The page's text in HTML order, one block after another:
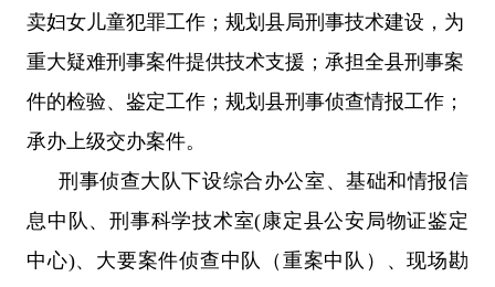
卖妇女儿童犯罪工作；规划县局刑事技术建设，为
重大疑难刑事案件提供技术支援；承担全县刑事案
件的检验、鉴定工作；规划县刑事侦查情报工作；
承办上级交办案件。
刑事侦查大队下设综合办公室、基础和情报信
息中队、刑事科学技术室(康定县公安局物证鉴定
中心)、大要案件侦查中队（重案中队）、现场勘